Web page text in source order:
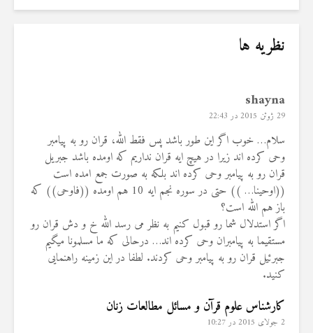
نظریه ها
shayna
29 ژوئن 2015 در 22:43
سلام… خوب اگر این طور باشد پس فقط الله، قران رو به پیامبر
وحی کرده اند زیرا در هیچ ایه قران نداریم که اومده باشد جبریل
قران رو به پیامبر وحی کرده اند بلکه به صورت جمع امده است
((اوحینا… )) حتی در سوره نجم ایه 10 هم اومده ((فاوحی)) که
باز هم الله است؟
اگر استدلال شما رو قبول کنیم به نظر می رسد الله خ و دش قران رو
مستقیما به پیامبران وحی کرده اند… درحالی که ما مسلمونا میگیم
جبرئیل قران رو به پیامبر وحی کردند. لطفا در این زمینه راهنمایی
کنید.
کارشناس علوم قرآن و مسائل مطالعات زنان
2 جولای 2015 در 10:27